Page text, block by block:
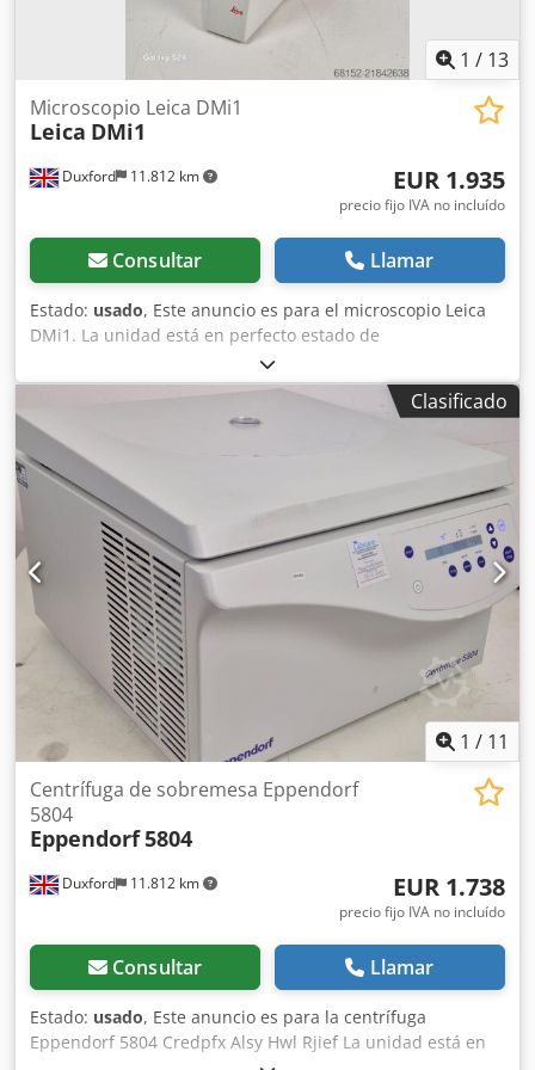
1 / 13
Duxford 11.812 km
Microscopio Leica DMi1
Leica DMi1
EUR 1.935
precio fijo IVA no incluído
Consultar Llamar
Estado: usado, Este anuncio es para el microscopio Leica
DMi1. La unidad está en perfecto estado de
funcionamiento y lista para entrega inmediata. Cjdpsy Iw
Arsfx Alierf El microscopio invertido Leica DMi1 con
Flexacam C1 y modelos relacionados están diseñados
principalmente para la observación de cultivos celulares y
de tejidos. Se utilizan en laboratorios biológicos, no para
astronomía.
Clasificado
1 / 11
Duxford 11.812 km
Centrífuga de sobremesa Eppendorf
5804
Eppendorf5804
EUR 1.738
precio fijo IVA no incluído
Consultar Llamar
Estado: usado, Este anuncio es para la centrífuga
Eppendorf 5804 Credpfx Alsy Hwl Rjief La unidad está en